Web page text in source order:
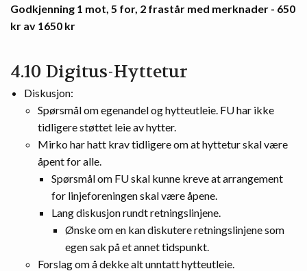
Godkjenning 1 mot, 5 for, 2 frastår med merknader - 650
kr av 1650 kr
4.10 Digitus-Hyttetur
Diskusjon:
Spørsmål om egenandel og hytteutleie. FU har ikke
tidligere støttet leie av hytter.
Mirko har hatt krav tidligere om at hyttetur skal være
åpent for alle.
Spørsmål om FU skal kunne kreve at arrangement
for linjeforeningen skal være åpene.
Lang diskusjon rundt retningslinjene.
Ønske om en kan diskutere retningslinjene som
egen sak på et annet tidspunkt.
Forslag om å dekke alt unntatt hytteutleie.